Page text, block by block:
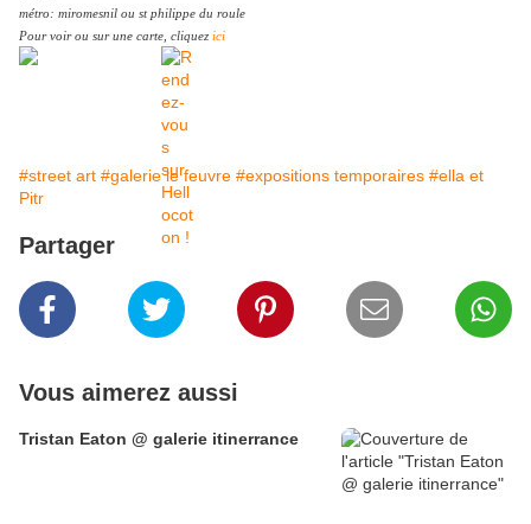
métro: miromesnil ou st philippe du roule
Pour voir ou sur une carte, cliquez ici
#street art #galerie le feuvre #expositions temporaires #ella et
Pitr
Partager
Vous aimerez aussi
Tristan Eaton @ galerie itinerrance